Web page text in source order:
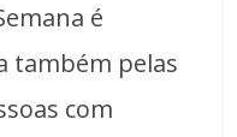
é
também pelas
com